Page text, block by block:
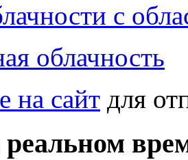
с
облачность
на сайт для